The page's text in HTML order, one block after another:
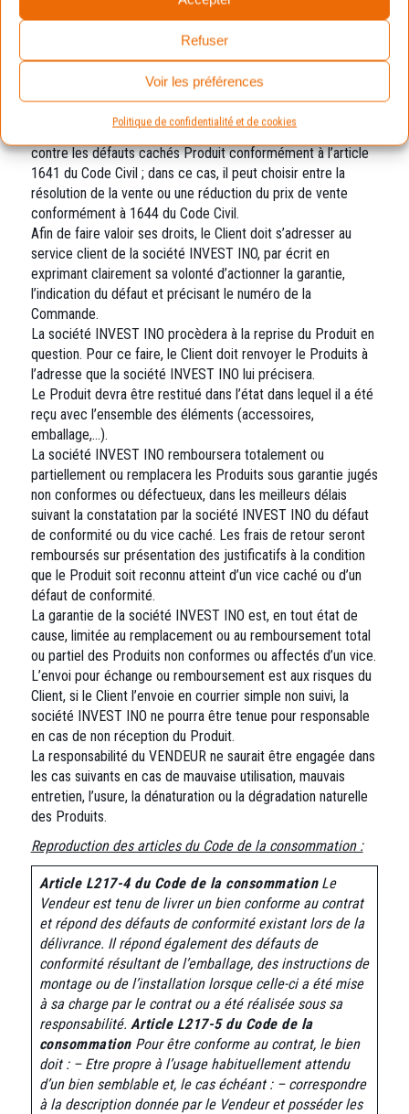
Refuser
Voir les préférences
Politique de confidentialité et de cookies
suivant la délivrance du Produit, sauf pour les biens
d’occasion, dont le délai est porté à six mois (art. 217-7 du
La garantie légale de conformité s’applique
indépendamment de la garantie commerciale pouvant
éventuellement couvrir le Produit.
Le client peut décider de mettre en œuvre la garantie
contre les défauts cachés Produit conformément à l’article
1641 du Code Civil ; dans ce cas, il peut choisir entre la
résolution de la vente ou une réduction du prix de vente
conformément à 1644 du Code Civil.
Afin de faire valoir ses droits, le Client doit s’adresser au
service client de la société INVEST INO, par écrit en
exprimant clairement sa volonté d’actionner la garantie,
l’indication du défaut et précisant le numéro de la
Commande.
La société INVEST INO procèdera à la reprise du Produit en
question. Pour ce faire, le Client doit renvoyer le Produits à
l’adresse que la société INVEST INO lui précisera.
Le Produit devra être restitué dans l’état dans lequel il a été
reçu avec l’ensemble des éléments (accessoires,
emballage,…).
La société INVEST INO remboursera totalement ou
partiellement ou remplacera les Produits sous garantie jugés
non conformes ou défectueux, dans les meilleurs délais
suivant la constatation par la société INVEST INO du défaut
de conformité ou du vice caché. Les frais de retour seront
remboursés sur présentation des justificatifs à la condition
que le Produit soit reconnu atteint d’un vice caché ou d’un
défaut de conformité.
La garantie de la société INVEST INO est, en tout état de
cause, limitée au remplacement ou au remboursement total
ou partiel des Produits non conformes ou affectés d’un vice.
L’envoi pour échange ou remboursement est aux risques du
Client, si le Client l’envoie en courrier simple non suivi, la
société INVEST INO ne pourra être tenue pour responsable
en cas de non réception du Produit.
La responsabilité du VENDEUR ne saurait être engagée dans
les cas suivants en cas de mauvaise utilisation, mauvais
entretien, l’usure, la dénaturation ou la dégradation naturelle
des Produits.
Reproduction des articles du Code de la consommation :
Article L217-4 du Code de la consommation Le
Vendeur est tenu de livrer un bien conforme au contrat
et répond des défauts de conformité existant lors de la
délivrance. Il répond également des défauts de
conformité résultant de l’emballage, des instructions de
montage ou de l’installation lorsque celle-ci a été mise
à sa charge par le contrat ou a été réalisée sous sa
responsabilité. Article L217-5 du Code de la
consommation Pour être conforme au contrat, le bien
doit : – Etre propre à l’usage habituellement attendu
d’un bien semblable et, le cas échéant : – correspondre
à la description donnée par le Vendeur et posséder les